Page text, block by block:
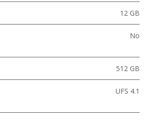
12 GB
No
512 GB
UFS 4.1